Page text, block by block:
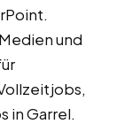
und
in Garrel.